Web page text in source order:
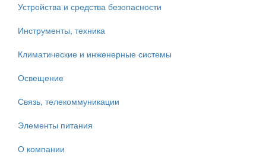
Устройства и средства безопасности
Инструменты, техника
Климатические и инженерные системы
Освещение
Связь, телекоммуникации
Элементы питания
О компании